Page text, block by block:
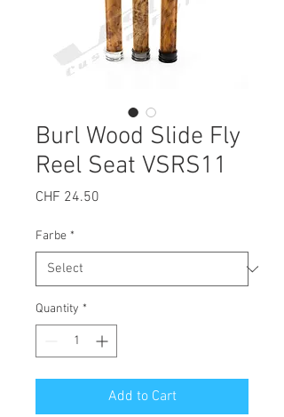
Burl Wood Slide Fly
Reel Seat VSRS11
CHF 24.50
Farbe *
Quantity *
Add to Cart